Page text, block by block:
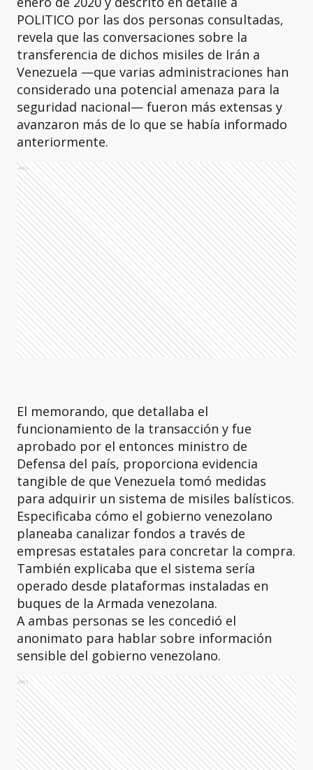
POLITICO por las dos personas consultadas,
revela que las conversaciones sobre la
transferencia de dichos misiles de Irán a
Venezuela —que varias administraciones han
considerado una potencial amenaza para la
seguridad nacional— fueron más extensas y
avanzaron más de lo que se había informado
anteriormente.
Ads
El memorando, que detallaba el
funcionamiento de la transacción y fue
aprobado por el entonces ministro de
Defensa del país, proporciona evidencia
tangible de que Venezuela tomó medidas
para adquirir un sistema de misiles balísticos.
Especificaba cómo el gobierno venezolano
planeaba canalizar fondos a través de
empresas estatales para concretar la compra.
También explicaba que el sistema sería
operado desde plataformas instaladas en
buques de la Armada venezolana.
A ambas personas se les concedió el
anonimato para hablar sobre información
sensible del gobierno venezolano.
Ads